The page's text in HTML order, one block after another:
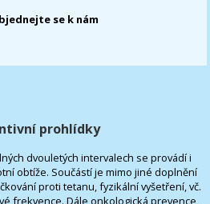
se k nám
prohlídky
dvouletých intervalech se provádí i
obtíže. Součástí je mimo jiné doplnění
proti tetanu, fyzikální vyšetření, vč.
frekvence. Dále onkologická prevence,